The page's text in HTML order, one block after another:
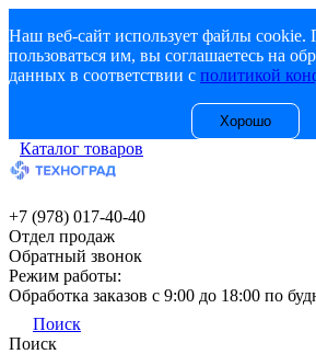
Наш веб-сайт использует файлы cookie.
пользоваться им, вы соглашаетесь на
данных в соответствии с политикой
Хорошо
Каталог товаров
+7 (978) 017-40-40
Отдел продаж
Обратный звонок
Режим работы:
Обработка заказов с 9:00 до 18:00 по
Поиск
Поиск